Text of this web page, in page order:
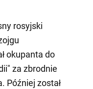
rosyjski
okupanta do
za zbrodnie
Później został